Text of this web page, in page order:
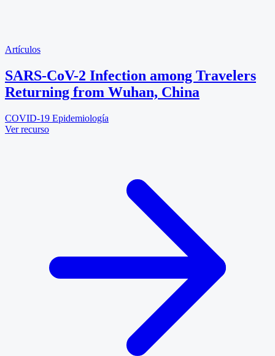
Artículos
SARS-CoV-2 Infection among Travelers
Returning from Wuhan, China
COVID-19 Epidemiología
Ver recurso